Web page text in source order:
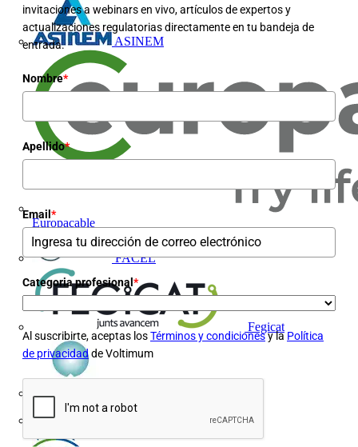
ASINEM
Europacable
FACEL
Fegicat
invitaciones a webinars en vivo, artículos de expertos y
actualizaciones regulatorias directamente en tu bandeja de
entrada.
Nombre*
Apellido*
Email *
Categoria profesional *
Al suscribirte, aceptas losTérminos y condicionesy la Política
de privacidadde Voltimum